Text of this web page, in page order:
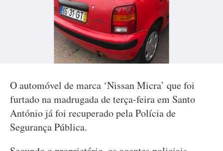
O automóvel de marca ‘Nissan Micra’ que foi
furtado na madrugada de terça-feira em Santo
António já foi recuperado pela Polícia de
Segurança Pública.